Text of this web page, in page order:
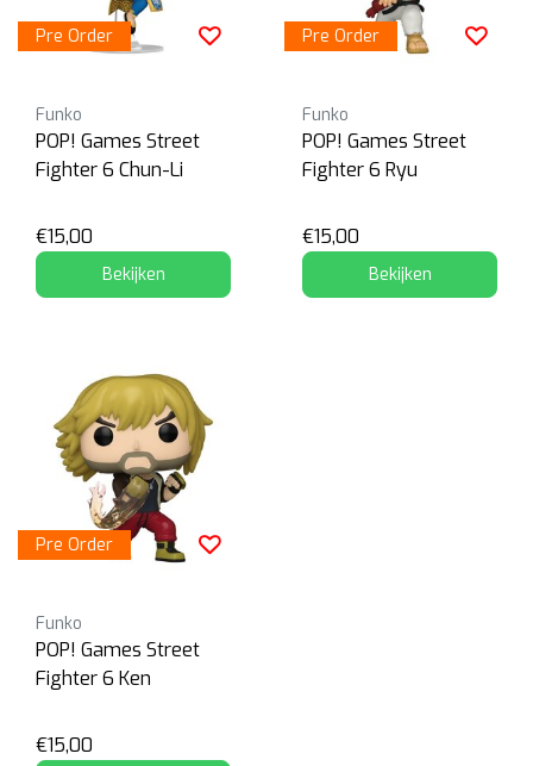
Pre Order
Funko
POP! Games Street
Fighter 6 Chun-Li
€15,00
Bekijken
Pre Order
Funko
POP! Games Street
Fighter 6 Ryu
€15,00
Bekijken
Pre Order
Funko
POP! Games Street
Fighter 6 Ken
€15,00